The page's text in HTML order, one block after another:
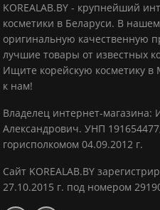
KOREALAB.BY - крупнейший
косметики в Беларуси. В
оригинальную качественную
лучшие товары от известных
Ищите корейскую косметику в
к нам!
Владелец интернет-магазина:
Александрович. УНП
горисполкомом 04.09.2012 г.
Сайт KOREALAB.BY
27.10.2015 г. под номером